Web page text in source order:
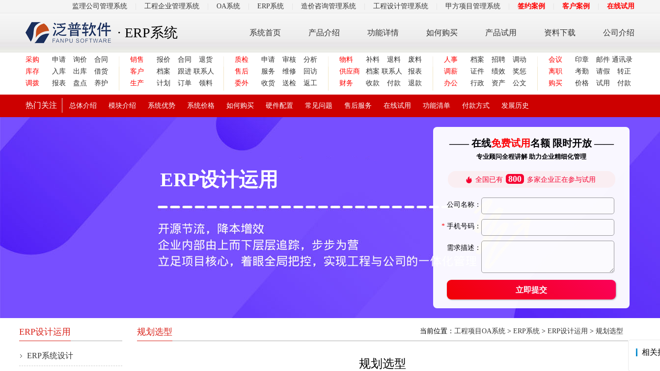
监理公司管理系统 工程企业管理系统 OA系统 ERP系统 造价咨询管理系统 工程设计管理系统 甲方项目管理系统 签约案例 客户案例 在线试用
· ERP系统 系统首页 产品介绍 功能详情 如何购买 产品试用 资料下载 公司介绍
采购 申请 询价
合同
库存
入库 出库
借货
调拨
报表 盘点 养护
销售 报价 合同
退货
客户
档案 跟进 联系人
生产
计划 订单 领料
质检 申请 审核
分析
售后
服务 维修
回访
委外
收货 送检 返工
物料 补料 退料
废料
供应商
档案 联系人
报表
财务
收款 付款 退款
人事 档案 招聘
调动
调薪
证件 绩效
奖惩
办公
行政 资产 公文
会议 印章 邮件 通讯录
离职
考勤 请假
转正
购买
价格 试用 付款
热门关注 总体介绍 模块介绍 系统优势 系统价格 如何购买 硬件配置 常见问题 售后服务 在线试用 功能清单 付款方式 发展历史
ERP设计运用
ERP设计运用
ERP系统设计
规划选型 当前位置： 工程项目OA系统 > ERP系统 > ERP设计运用 > 规划选型
规划选型
相关